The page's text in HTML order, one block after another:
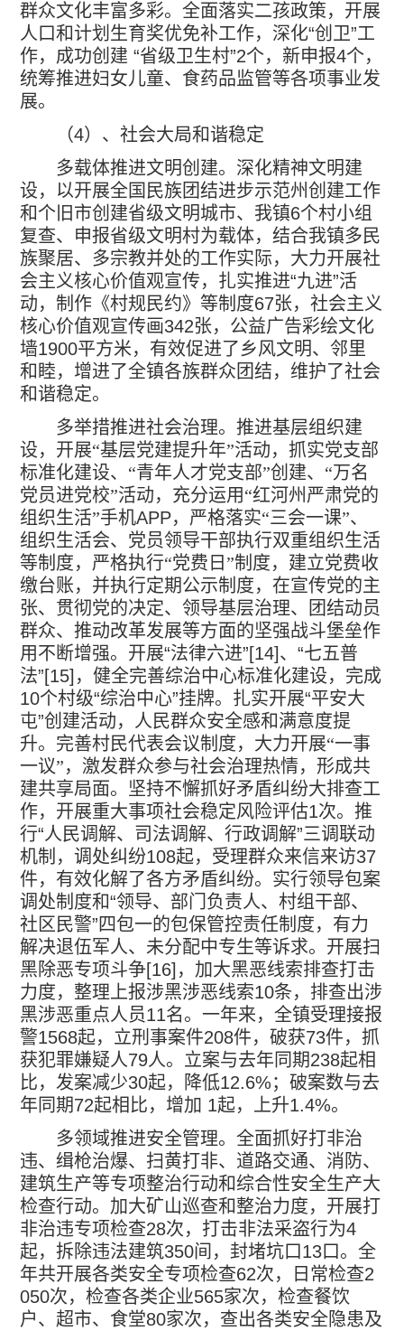
群众文化丰富多彩。全面落实二孩政策，开展
人口和计划生育奖优免补工作，深化“创卫”工
作，成功创建 “省级卫生村”2个，新申报4个，
统筹推进妇女儿童、食药品监管等各项事业发
展。
（4）、社会大局和谐稳定
多载体推进文明创建。深化精神文明建
设，以开展全国民族团结进步示范州创建工作
和个旧市创建省级文明城市、我镇6个村小组
复查、申报省级文明村为载体，结合我镇多民
族聚居、多宗教并处的工作实际，大力开展社
会主义核心价值观宣传，扎实推进“九进”活
动，制作《村规民约》等制度67张，社会主义
核心价值观宣传画342张，公益广告彩绘文化
墙1900平方米，有效促进了乡风文明、邻里
和睦，增进了全镇各族群众团结，维护了社会
和谐稳定。
多举措推进社会治理。推进基层组织建
设，开展“基层党建提升年”活动，抓实党支部
标准化建设、“青年人才党支部”创建、“万名
党员进党校”活动，充分运用“红河州严肃党的
组织生活”手机APP，严格落实“三会一课”、
组织生活会、党员领导干部执行双重组织生活
等制度，严格执行“党费日”制度，建立党费收
缴台账，并执行定期公示制度，在宣传党的主
张、贯彻党的决定、领导基层治理、团结动员
群众、推动改革发展等方面的坚强战斗堡垒作
用不断增强。开展“法律六进”[14]、“七五普
法”[15] ，健全完善综治中心标准化建设，完成
10个村级“综治中心”挂牌。扎实开展“平安大
屯”创建活动，人民群众安全感和满意度提
升。完善村民代表会议制度，大力开展“一事
一议”，激发群众参与社会治理热情，形成共
建共享局面。坚持不懈抓好矛盾纠纷大排查工
作，开展重大事项社会稳定风险评估1次。推
行“人民调解、司法调解、行政调解”三调联动
机制，调处纠纷108起，受理群众来信来访37
件，有效化解了各方矛盾纠纷。实行领导包案
调处制度和“领导、部门负责人、村组干部、
社区民警”四包一的包保管控责任制度，有力
解决退伍军人、未分配中专生等诉求。开展扫
黑除恶专项斗争[16] ，加大黑恶线索排查打击
力度，整理上报涉黑涉恶线索10条，排查出涉
黑涉恶重点人员11名。一年来，全镇受理接报
警1568起，立刑事案件208件，破获73件，抓
获犯罪嫌疑人79人。立案与去年同期238起相
比，发案减少30起，降低12.6%；破案数与去
年同期72起相比，增加 1起，上升1.4%。
多领域推进安全管理。全面抓好打非治
违、缉枪治爆、扫黄打非、道路交通、消防、
建筑生产等专项整治行动和综合性安全生产大
检查行动。加大矿山巡查和整治力度，开展打
非治违专项检查28次，打击非法采盗行为4
起，拆除违法建筑350间，封堵坑口 13口。全
年共开展各类安全专项检查62次，日常检查2
050次，检查各类企业565家次，检查餐饮
户、超市、食堂80家次，查出各类安全隐患及